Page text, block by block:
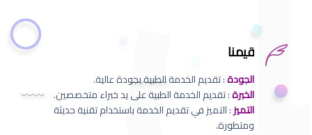
قيمنا
الجودة: تقديم الخدمة الطبية بجودة عالية.
الخبرة: تقديم الخدمة الطبية على يد خبراء متخصصين.
التميز: التميز في تقديم الخدمة باستخدام تقنية حديثة
ومتطورة.